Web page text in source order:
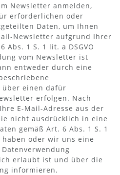
Newsletter anmelden,
erforderlichen oder
Daten, um Ihnen
Newsletter aufgrund Ihrer
Abs. 1 S. 1 lit. a DSGVO
vom Newsletter ist
entweder durch eine
über einen dafür
erfolgen. Nach
E-Mail-Adresse aus der
nicht ausdrücklich in eine
gemäß Art. 6 Abs. 1 S. 1
oder wir uns eine
erlaubt ist und über die
informieren.